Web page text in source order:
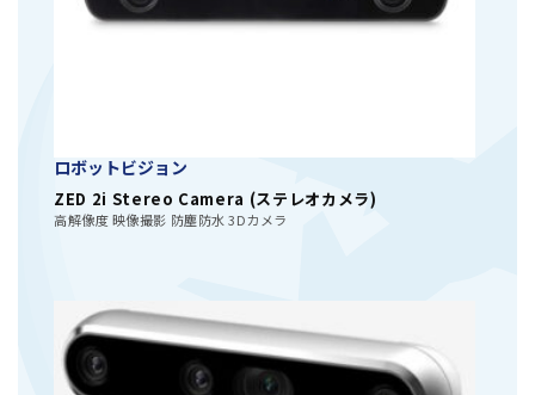
ロボットビジョン
ZED 2i Stereo Camera (ステレオカメラ)
高解像度 映像撮影 防塵防水 3Dカメラ